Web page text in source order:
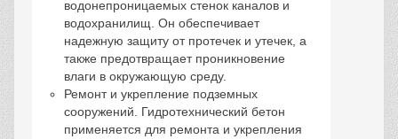
водонепроницаемых стенок каналов и
водохранилищ. Он обеспечивает
надежную защиту от протечек и утечек, а
также предотвращает проникновение
влаги в окружающую среду.
Ремонт и укрепление подземных
сооружений. Гидротехнический бетон
применяется для ремонта и укрепления